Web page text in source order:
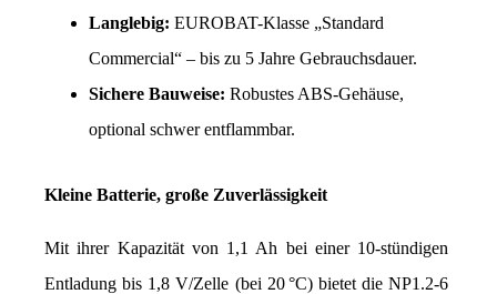
Langlebig: EUROBAT-Klasse „Standard
Commercial“ – bis zu 5 Jahre Gebrauchsdauer.
Sichere Bauweise: Robustes ABS-Gehäuse,
optional schwer entflammbar.
Kleine Batterie, große Zuverlässigkeit
Mit ihrer Kapazität von 1,1 Ah bei einer 10-stündigen
Entladung bis 1,8 V/Zelle (bei 20 °C) bietet die NP1.2-6